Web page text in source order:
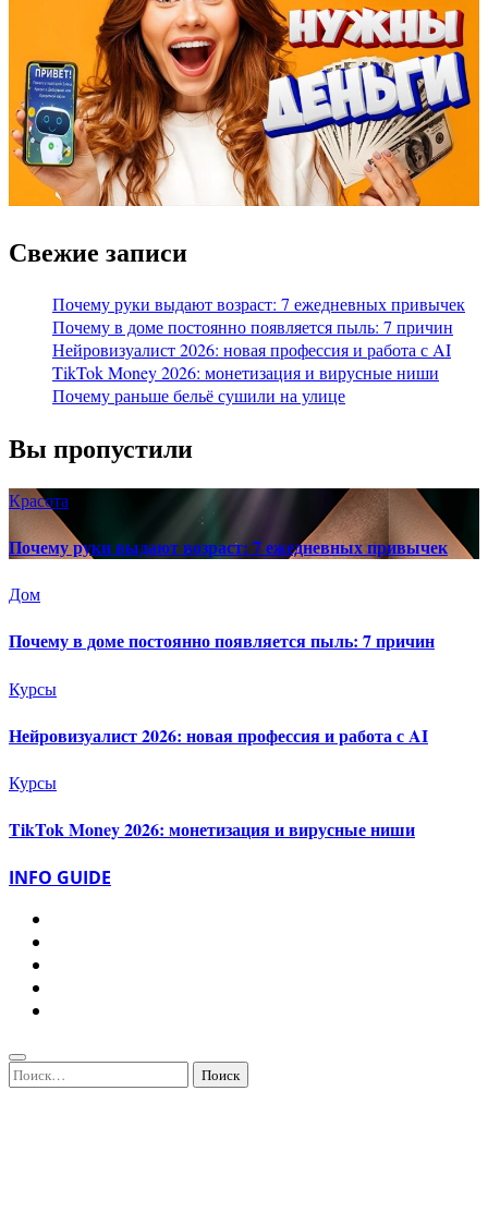
Свежие записи
Почему руки выдают возраст: 7 ежедневных привычек
Почему в доме постоянно появляется пыль: 7 причин
Нейровизуалист 2026: новая профессия и работа с AI
TikTok Money 2026: монетизация и вирусные ниши
Почему раньше бельё сушили на улице
Вы пропустили
Красота
Почему руки выдают возраст: 7 ежедневных привычек
Дом
Почему в доме постоянно появляется пыль: 7 причин
Курсы
Нейровизуалист 2026: новая профессия и работа с AI
Курсы
TikTok Money 2026: монетизация и вирусные ниши
INFO GUIDE
Найти: